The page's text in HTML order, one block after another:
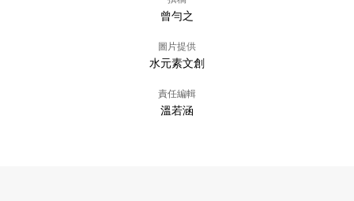
曾勻之
圖片提供
水元素文創
責任編輯
溫若涵